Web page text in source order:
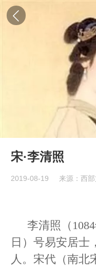
宋·李清照
2019-08-19 来源：西部
李清照（
日）号易安居士
人。宋代（南北